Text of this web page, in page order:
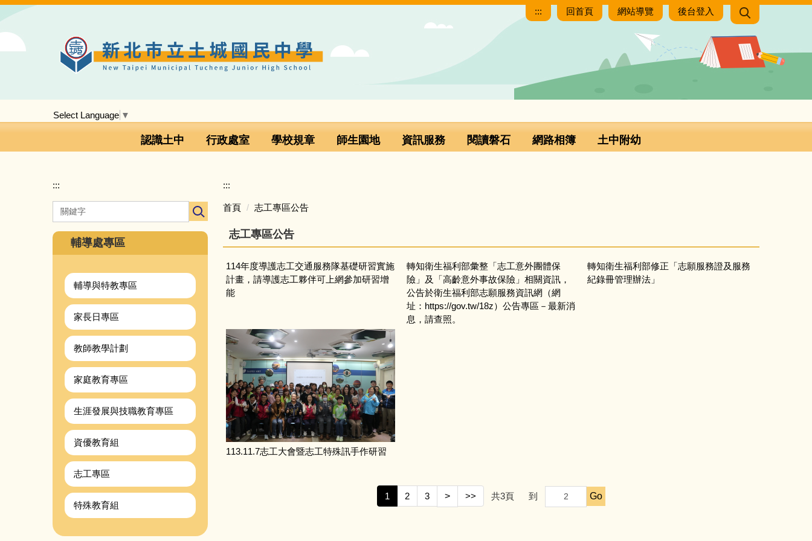
主
::: 回首頁 網站導覽 後台登入
Select Language ▼
認識土中 行政處室 學校規章 師生園地 資訊服務 閱讀磐石 網路相簿 土中附幼
:::
輔導處專區
輔導與特教專區
家長日專區
教師教學計劃
家庭教育專區
生涯發展與技職教育專區
資優教育組
志工專區
特殊教育組
:::
首頁 志工專區公告
志工專區公告
114年度導護志工交通服務隊基礎研習實施
計畫，請導護志工夥伴可上網參加研習增
能
轉知衛生福利部彙整「志工意外團體保
險」及「高齡意外事故保險」相關資訊，
公告於衛生福利部志願服務資訊網（網
址：https://gov.tw/18z）公告專區－最新消
息，請查照。
轉知衛生福利部修正「志願服務證及服務
紀錄冊管理辦法」
113.11.7志工大會暨志工特殊訊手作研習
1 2 3 > >> 共3頁 到 Go